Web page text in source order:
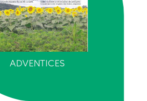
ADVENTICES